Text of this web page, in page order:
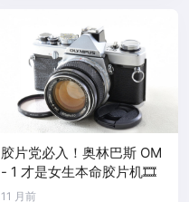
胶片党必入！奥林巴斯 OM
- 1 才是女生本命胶片机🎞️
11 月前